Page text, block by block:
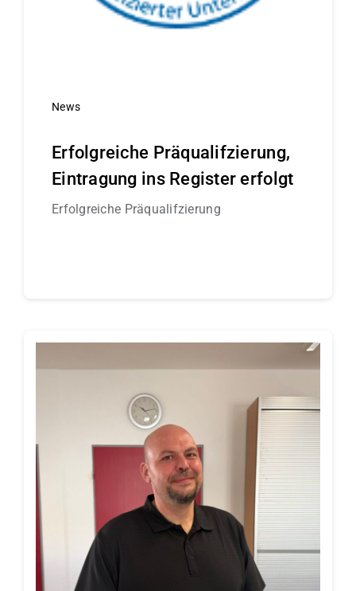
News
Erfolgreiche Präqualifzierung,
Eintragung ins Register erfolgt
Erfolgreiche Präqualifzierung